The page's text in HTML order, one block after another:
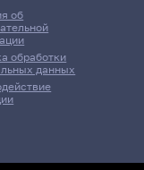
об
обработки
данных